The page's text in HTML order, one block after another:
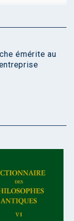
émérite au